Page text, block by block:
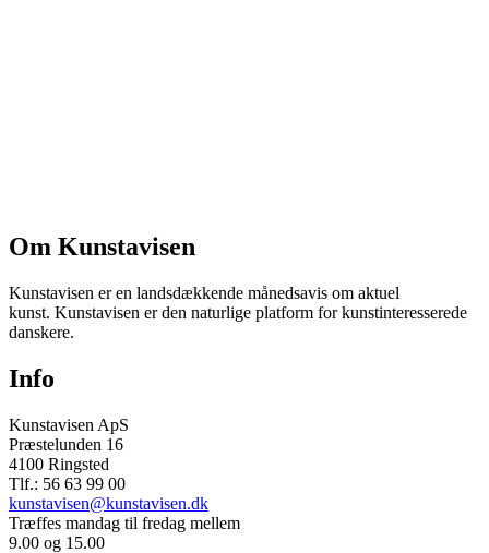
Om Kunstavisen
Kunstavisen er en landsdækkende månedsavis om aktuel
kunst. Kunstavisen er den naturlige platform for kunstinteresserede
danskere.
Info
Kunstavisen ApS
Præstelunden 16
4100 Ringsted
Tlf.: 56 63 99 00
kunstavisen@kunstavisen.dk
Træffes mandag til fredag mellem
9.00 og 15.00